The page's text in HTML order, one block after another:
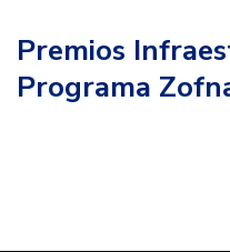
Premios
Programa